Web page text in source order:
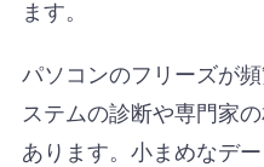
ます。
パソコンのフリーズが
ステムの診断や専門家
あります。小まめなデ